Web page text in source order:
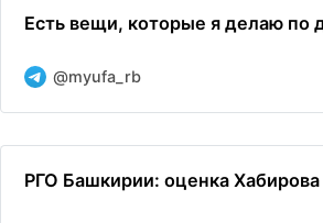
Есть вещи, которые я делаю по
@myufa_rb
РГО Башкирии: оценка Хабирова